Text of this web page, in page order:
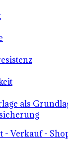
als
- Verkauf -